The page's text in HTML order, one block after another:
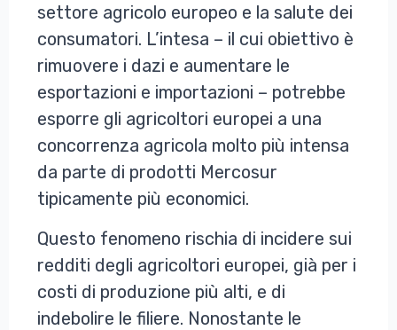
settore agricolo europeo e la salute dei
consumatori. L’intesa – il cui obiettivo è
rimuovere i dazi e aumentare le
esportazioni e importazioni – potrebbe
esporre gli agricoltori europei a una
concorrenza agricola molto più intensa
da parte di prodotti Mercosur
tipicamente più economici.
Questo fenomeno rischia di incidere sui
redditi degli agricoltori europei, già per i
costi di produzione più alti, e di
indebolire le filiere. Nonostante le